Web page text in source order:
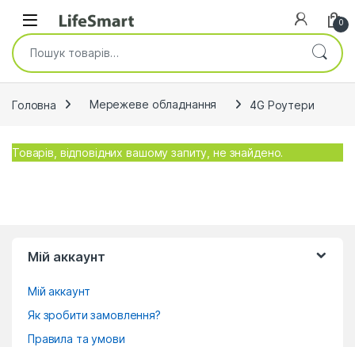
Open 0
Шукати:
Головна Мережеве обладнання 4G Роутери
Товарів, відповідних вашому запиту, не знайдено.
Мій аккаунт
Мій аккаунт
Як зробити замовлення?
Правила та умови